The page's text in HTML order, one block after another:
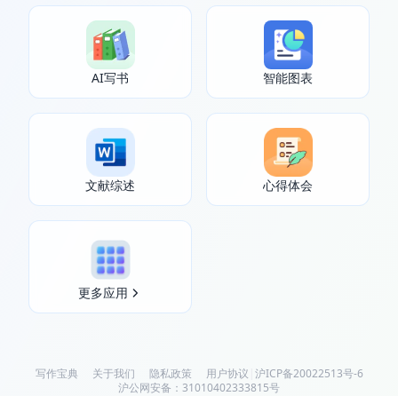
AI写书 智能图表
文献综述 心得体会
更多应用
写作宝典 关于我们 隐私政策 用户协议 沪ICP备20022513号-6
沪公网安备：31010402333815号